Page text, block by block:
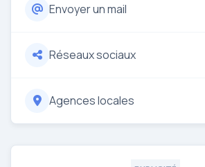
Envoyer un mail
Réseaux sociaux
Agences locales